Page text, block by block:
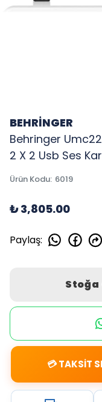
BEHRİNGER
Behringer
2 X 2 Usb Ses
Ürün Kodu: 6019
₺ 3,805.00
Paylaş:
Stoğa
💳 TAKSİT